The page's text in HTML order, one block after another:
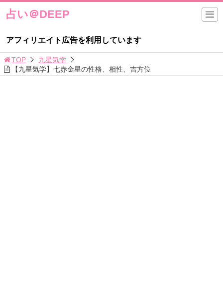
占い＠DEEP
アフィリエイト広告を利用しています
TOP
九星気学
【九星気学】七赤金星の性格、相性、吉方位